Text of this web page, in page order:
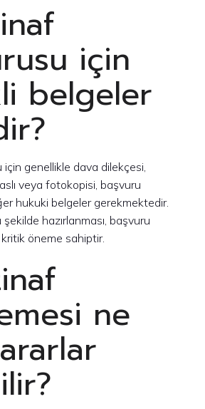
için
belgeler
genellikle dava dilekçesi,
veya fotokopisi, başvuru
hukuki belgeler gerekmektedir.
hazırlanması, başvuru
kritik öneme sahiptir.
ne